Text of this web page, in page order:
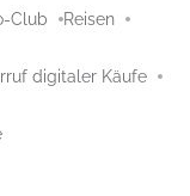
Club Reisen
digitaler Käufe